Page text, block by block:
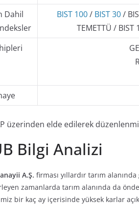
Dahil
BIST 100/ BIST 30/
TEMETTÜ / BIST
üzerinden elde edilerek
Bilgi Analizi
A.Ş. firması yıllardır tarım
zamanlarda tarım alanında da
bir kaç ay içerisinde yüksek karlar